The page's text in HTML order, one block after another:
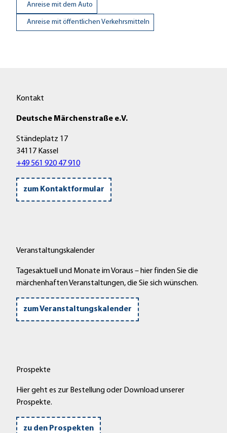
Anreise mit dem Auto
Anreise mit öffentlichen Verkehrsmitteln
Kontakt
Deutsche Märchenstraße e.V.
Ständeplatz 17
34117 Kassel
+49 561 920 47 910
zum Kontaktformular
Veranstaltungskalender
Tagesaktuell und Monate im Voraus – hier finden Sie die
märchenhaften Veranstaltungen, die Sie sich wünschen.
zum Veranstaltungskalender
Prospekte
Hier geht es zur Bestellung oder Download unserer
Prospekte.
zu den Prospekten